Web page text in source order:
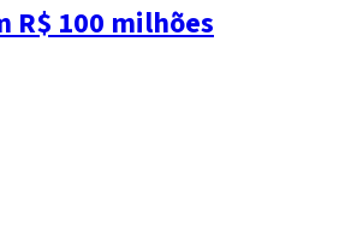
R$ 100 milhões